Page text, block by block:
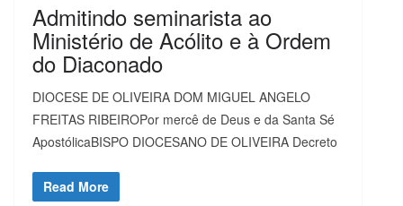
Admitindo seminarista ao
Ministério de Acólito e à Ordem
do Diaconado
DIOCESE DE OLIVEIRA DOM MIGUEL ANGELO
FREITAS RIBEIROPor mercê de Deus e da Santa Sé
ApostólicaBISPO DIOCESANO DE OLIVEIRA Decreto
Read More